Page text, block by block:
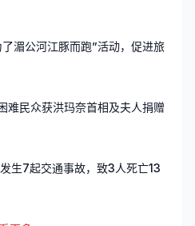
湄公河江豚而跑”活动，促进旅
难民众获洪玛奈首相及夫人捐赠
生7起交通事故，致3人死亡13